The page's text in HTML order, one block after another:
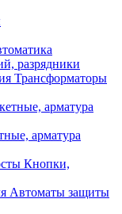
разрядники
Трансформаторы
арматура
Кнопки,
Автоматы защиты